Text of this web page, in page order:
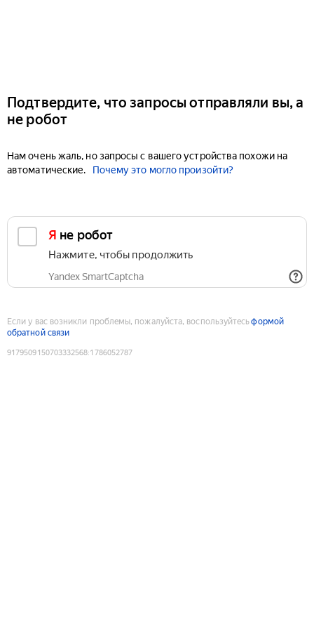
Подтвердите, что запросы отправляли вы, а
не робот
Нам очень жаль, но запросы с вашего устройства похожи на
автоматические.
Почему это могло произойти?
Я не робот
Нажмите, чтобы продолжить
Yandex SmartCaptcha
Если у вас возникли проблемы, пожалуйста, воспользуйтесьформой
обратной связи
9179509150703332568:1786052787